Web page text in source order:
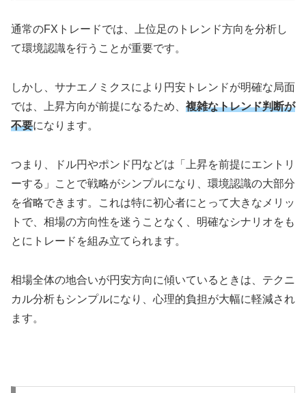
通常のFXトレードでは、上位足のトレンド方向を分析し
て環境認識を行うことが重要です。
しかし、サナエノミクスにより円安トレンドが明確な局面
では、上昇方向が前提になるため、 複雑なトレンド判断が
不要になります。
つまり、ドル円やポンド円などは「上昇を前提にエントリ
ーする」ことで戦略がシンプルになり、環境認識の大部分
を省略できます。これは特に初心者にとって大きなメリッ
トで、相場の方向性を迷うことなく、明確なシナリオをも
とにトレードを組み立てられます。
相場全体の地合いが円安方向に傾いているときは、テクニ
カル分析もシンプルになり、心理的負担が大幅に軽減され
ます。